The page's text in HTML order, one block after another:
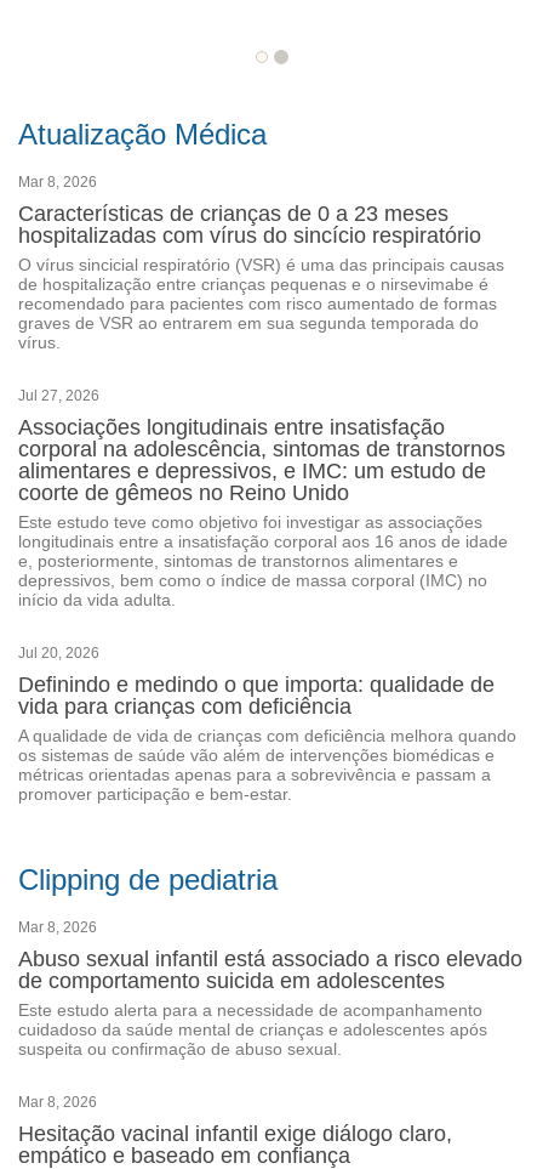
Atualização Médica
Mar 8, 2026
Características de crianças de 0 a 23 meses
hospitalizadas com vírus do sincício respiratório
O vírus sincicial respiratório (VSR) é uma das principais causas
de hospitalização entre crianças pequenas e o nirsevimabe é
recomendado para pacientes com risco aumentado de formas
graves de VSR ao entrarem em sua segunda temporada do
vírus.
Jul 27, 2026
Associações longitudinais entre insatisfação
corporal na adolescência, sintomas de transtornos
alimentares e depressivos, e IMC: um estudo de
coorte de gêmeos no Reino Unido
Este estudo teve como objetivo foi investigar as associações
longitudinais entre a insatisfação corporal aos 16 anos de idade
e, posteriormente, sintomas de transtornos alimentares e
depressivos, bem como o índice de massa corporal (IMC) no
início da vida adulta.
Jul 20, 2026
Definindo e medindo o que importa: qualidade de
vida para crianças com deficiência
A qualidade de vida de crianças com deficiência melhora quando
os sistemas de saúde vão além de intervenções biomédicas e
métricas orientadas apenas para a sobrevivência e passam a
promover participação e bem-estar.
Clipping de pediatria
Mar 8, 2026
Abuso sexual infantil está associado a risco elevado
de comportamento suicida em adolescentes
Este estudo alerta para a necessidade de acompanhamento
cuidadoso da saúde mental de crianças e adolescentes após
suspeita ou confirmação de abuso sexual.
Mar 8, 2026
Hesitação vacinal infantil exige diálogo claro,
empático e baseado em confiança